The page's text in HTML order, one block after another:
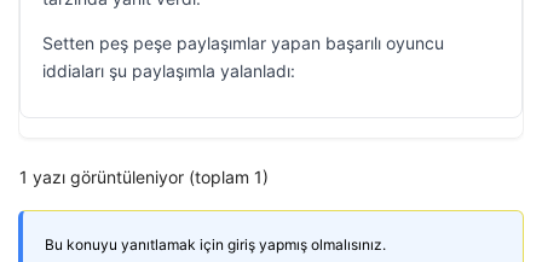
Setten peş peşe paylaşımlar yapan başarılı oyuncu
iddiaları şu paylaşımla yalanladı:
1 yazı görüntüleniyor (toplam 1)
Bu konuyu yanıtlamak için giriş yapmış olmalısınız.